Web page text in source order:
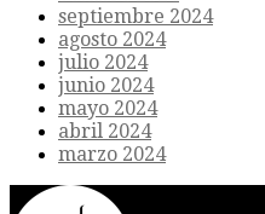
septiembre 2024
agosto 2024
julio 2024
junio 2024
mayo 2024
abril 2024
marzo 2024